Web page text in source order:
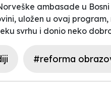
ambasade u Bosni
uložen u ovaj program,
svrhu i donio neko
#reforma